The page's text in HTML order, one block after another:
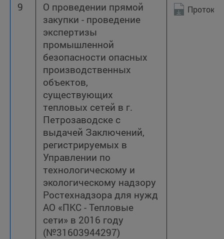
9
О проведении прямой
закупки - проведение
экспертизы
промышленной
безопасности опасных
производственных
объектов,
существующих
тепловых сетей в г.
Петрозаводске с
выдачей Заключений,
регистрируемых в
Управлении по
технологическому и
экологическому надзору
Ростехнадзора для нужд
АО «ПКС - Тепловые
сети» в 2016 году
(№31603944297)
Протокол